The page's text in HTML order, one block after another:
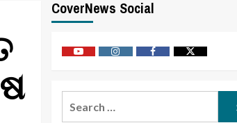
CoverNews Social
YoutubeVimeo FacebookTwitter